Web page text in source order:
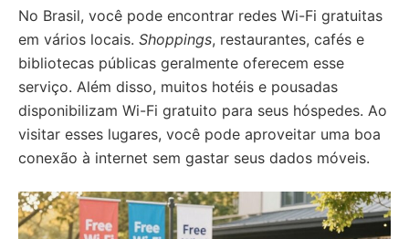
No Brasil, você pode encontrar redes Wi-Fi gratuitas
em vários locais. Shoppings, restaurantes, cafés e
bibliotecas públicas geralmente oferecem esse
serviço. Além disso, muitos hotéis e pousadas
disponibilizam Wi-Fi gratuito para seus hóspedes. Ao
visitar esses lugares, você pode aproveitar uma boa
conexão à internet sem gastar seus dados móveis.